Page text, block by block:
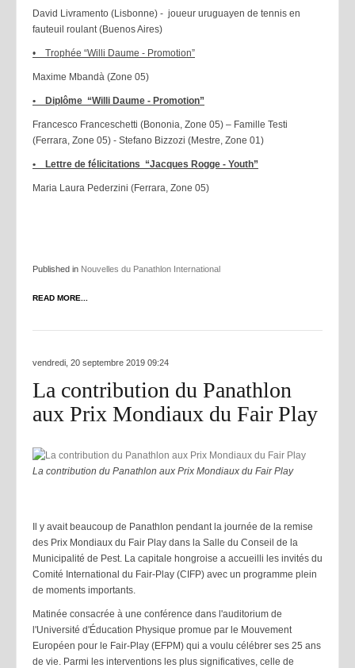
David Livramento (Lisbonne) - joueur uruguayen de tennis en
fauteuil roulant (Buenos Aires)
• Trophée “Willi Daume - Promotion”
Maxime Mbandà (Zone 05)
• Diplôme “Willi Daume - Promotion”
Francesco Franceschetti (Bononia, Zone 05) – Famille Testi
(Ferrara, Zone 05) - Stefano Bizzozi (Mestre, Zone 01)
• Lettre de félicitations “Jacques Rogge - Youth”
Maria Laura Pederzini (Ferrara, Zone 05)
Published in Nouvelles du Panathlon International
READ MORE...
vendredi, 20 septembre 2019 09:24
La contribution du Panathlon
aux Prix Mondiaux du Fair Play
La contribution du Panathlon aux Prix Mondiaux du Fair Play
Il y avait beaucoup de Panathlon pendant la journée de la remise
des Prix Mondiaux du Fair Play dans la Salle du Conseil de la
Municipalité de Pest. La capitale hongroise a accueilli les invités du
Comité International du Fair-Play (CIFP) avec un programme plein
de moments importants.
Matinée consacrée à une conférence dans l'auditorium de
l'Université d'Éducation Physique promue par le Mouvement
Européen pour le Fair-Play (EFPM) qui a voulu célébrer ses 25 ans
de vie. Parmi les interventions les plus significatives, celle de